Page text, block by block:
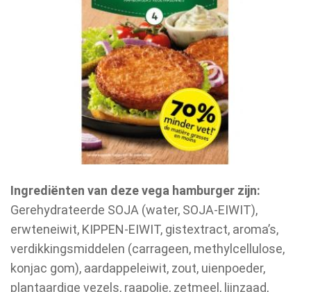
Ingrediënten van deze vega hamburger zijn:
Gerehydrateerde SOJA (water, SOJA-EIWIT),
erwteneiwit, KIPPEN-EIWIT, gistextract, aroma’s,
verdikkingsmiddelen (carrageen, methylcellulose,
konjac gom), aardappeleiwit, zout, uienpoeder,
plantaardige vezels, raapolie, zetmeel, lijnzaad,